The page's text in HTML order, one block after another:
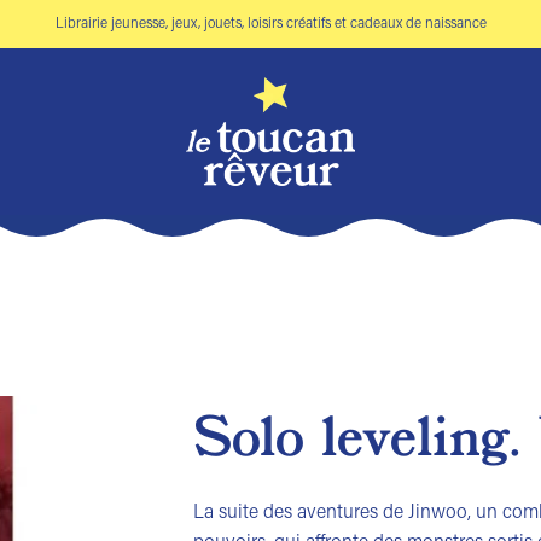
Librairie jeunesse, jeux, jouets, loisirs créatifs et cadeaux de naissance
à la liste
Solo leveling.
La suite des aventures de Jinwoo, un